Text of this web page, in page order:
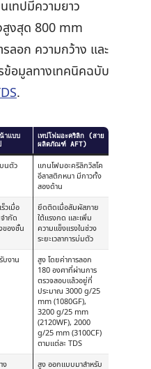
เทปมีความยาว
สูงสุด 800 mm
ลอก ความกว้าง และ
ข้อมูลทางเทคนิคฉบับ
.
าแบบ
เทปโฟมอะคริลิก (สาย
ผลิตภัณฑ์ AFT)
นตัว
แกนโฟมอะคริลิกวิสโค
อีลาสติกหนา มีกาวทั้ง
สองด้าน
วเมื่อ
ำกัด
ของชั้น
ยึดติดเมื่อสัมผัสภาย
ใต้แรงกด และเพิ่ม
ความแข็งแรงในช่วง
ระยะเวลาการบ่มตัว
บงาน
สูง โดยค่าการลอก
180 องศาที่ผ่านการ
ตรวจสอบแล้วอยู่ที่
ประมาณ 3000 g/25
mm (1080GF),
3200 g/25 mm
(2120WF), 2000
g/25 mm (3100CF)
ตามแต่ละ TDS
ง
สูง ออกแบบมาสำหรับ